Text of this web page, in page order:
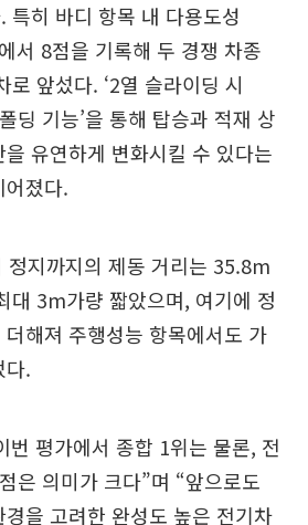
특히 바디 항목 내 다용도성
8점을 기록해 두 경쟁 차종
로 앞섰다. ‘2열 슬라이딩 시
딩 기능’을 통해 탑승과 적재 상
유연하게 변화시킬 수 있다는
졌다.
지까지의 제동 거리는 35.8m
대 3m가량 짧았으며, 여기에 정
해져 주행성능 항목에서도 가
다.
번 평가에서 종합 1위는 물론, 전
은 의미가 크다”며 “앞으로도
을 고려한 완성도 높은 전기차